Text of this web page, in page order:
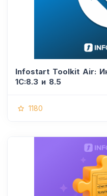
Infostart Toolkit Air:
1С:8.3 и 8.5
1180